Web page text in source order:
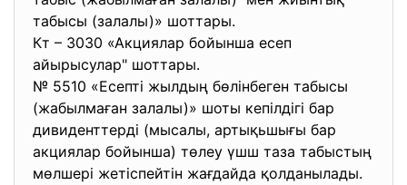
табысы (залалы)» шоттары.
Кт – 3030 «Акциялар бойынша есеп
айырысулар" шоттары.
№ 5510 «Есепті жылдың бөлінбеген табысы
(жабылмаған залалы)» шоты кепілдігі бар
дивиденттерді (мысалы, артықьшығы бар
акциялар бойынша) төлеу үшш таза табыстың
мөлшері жетіспейтін жағдайда қолданылады.